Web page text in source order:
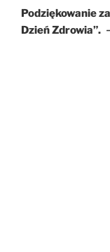
wpis
Podziękowanie
Dzień Zdrowia”.